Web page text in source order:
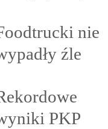
nie
źle
PKP